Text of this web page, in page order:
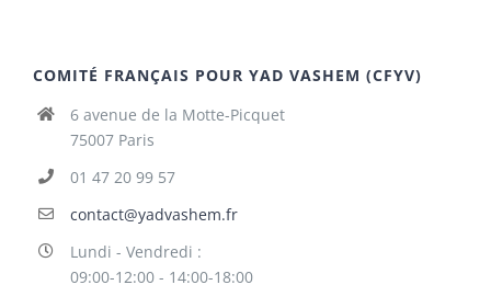
COMITÉ FRANÇAIS POUR YAD VASHEM (CFYV)
6 avenue de la Motte-Picquet
75007 Paris
01 47 20 99 57
contact@yadvashem.fr
Lundi - Vendredi :
09:00-12:00 - 14:00-18:00